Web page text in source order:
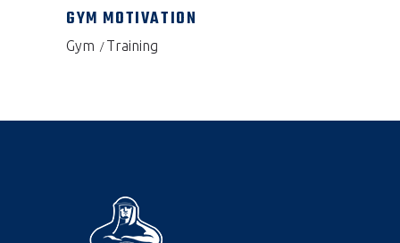
GYM MOTIVATION
Gym Training